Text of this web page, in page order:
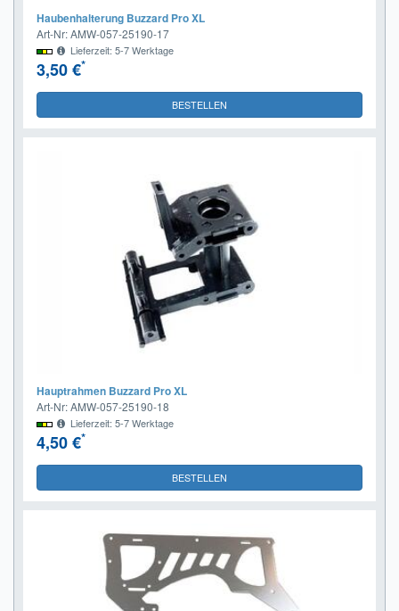
Haubenhalterung Buzzard Pro XL
Art-Nr: AMW-057-25190-17
Lieferzeit: 5-7 Werktage
3,50 €*
BESTELLEN
Hauptrahmen Buzzard Pro XL
Art-Nr: AMW-057-25190-18
Lieferzeit: 5-7 Werktage
4,50 €*
BESTELLEN